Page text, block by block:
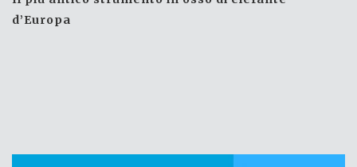
d’Europa